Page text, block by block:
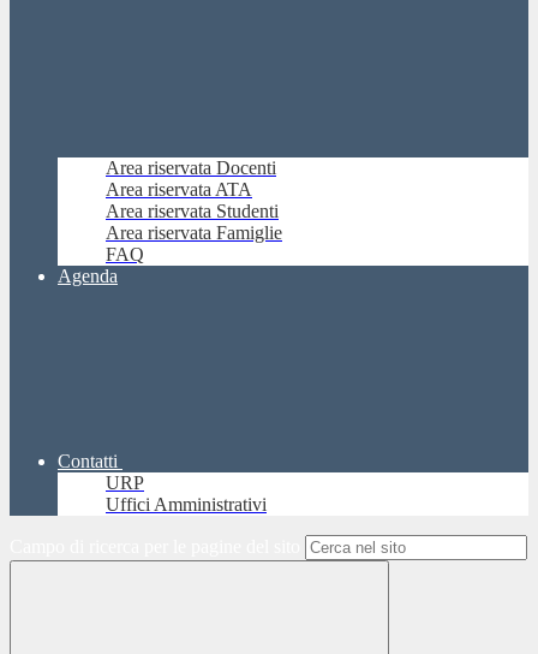
Area riservata Docenti
Area riservata ATA
Area riservata Studenti
Area riservata Famiglie
FAQ
Agenda
Contatti
URP
Uffici Amministrativi